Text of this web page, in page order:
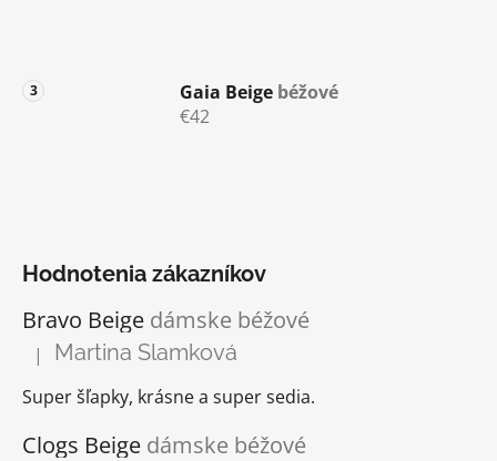
Gaia Beige béžové
€42
Hodnotenia zákazníkov
Bravo Beige dámske béžové
Hodnotenie produktu je 5 z 5 hviezdičiek.
| Martina Slamková
Super šľapky, krásne a super sedia.
Clogs Beige dámske béžové